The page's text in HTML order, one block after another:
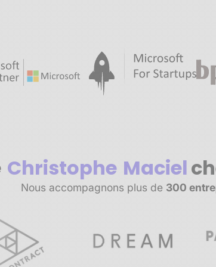
Christophe Maciel
Nous accompagnons plus de 300